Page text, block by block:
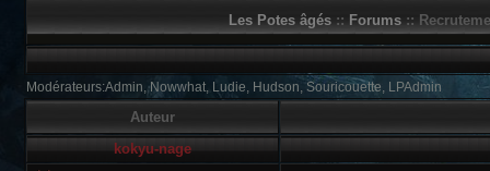
Les Potes âgés :: Forums ::
Modérateurs:Admin, Nowwhat, Ludie, Hudson, Souricouette, LPAdmin
Auteur
kokyu-nage